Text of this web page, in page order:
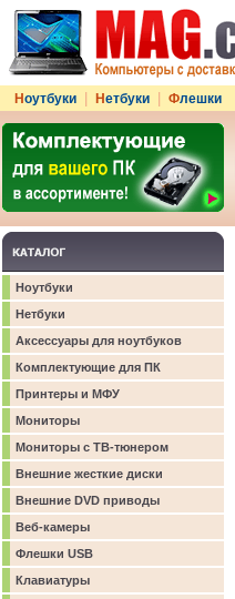
Н оутбуки Н етбуки Флешки
Ноутбуки
Нетбуки
Аксессуары для ноутбуков
Комплектующие для ПК
Принтеры и МФУ
Мониторы
Мониторы с ТВ-тюнером
Внешние жесткие диски
Внешние DVD приводы
Веб-камеры
Флешки USB
Клавиатуры